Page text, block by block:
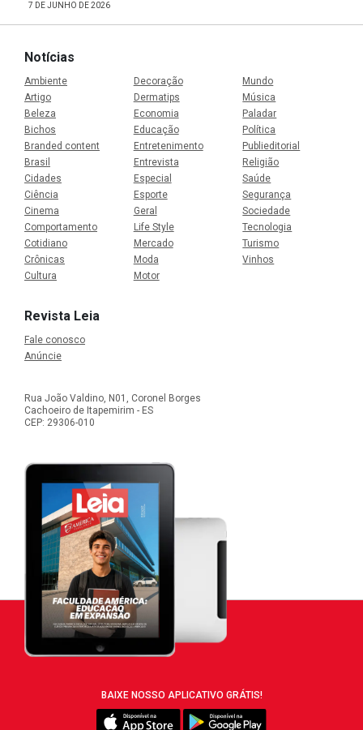
7 DE JUNHO DE 2026
Notícias
Ambiente
Artigo
Beleza
Bichos
Branded content
Brasil
Cidades
Ciência
Cinema
Comportamento
Cotidiano
Crônicas
Cultura
Decoração
Dermatips
Economia
Educação
Entretenimento
Entrevista
Especial
Esporte
Geral
Life Style
Mercado
Moda
Motor
Mundo
Música
Paladar
Política
Publieditorial
Religião
Saúde
Segurança
Sociedade
Tecnologia
Turismo
Vinhos
Revista Leia
Fale conosco
Anúncie
Rua João Valdino, N01, Coronel Borges
Cachoeiro de Itapemirim - ES
CEP: 29306-010
BAIXE NOSSO APLICATIVO GRÁTIS!